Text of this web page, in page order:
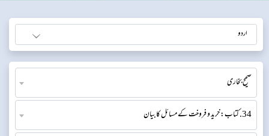
صحیح بخاری
34. کتاب: خرید و فروخت کے مسائل کا بیان